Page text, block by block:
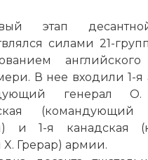
этап
силами 21-
В нее входили 1-я
генерал
и 1-я канадская
X. Грерар) армии.